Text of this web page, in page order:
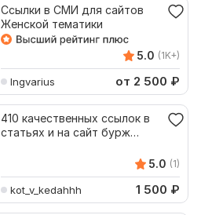
Ссылки в СМИ для сайтов
Женской тематики
5.0 (1K+)
Ingvarius от 2 500 ₽
410 качественных ссылок в
статьях и на сайт бурж
5.0 (1)
kot_v_kedahhh 1 500 ₽